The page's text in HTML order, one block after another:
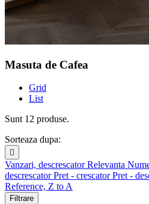
Masuta de Cafea
Grid
List
Sunt 12 produse.
Sorteaza dupa:

Vanzari, descrescatorRelevanta
descrescatorPret - crescatorPret -
Reference, Z to A
Filtrare